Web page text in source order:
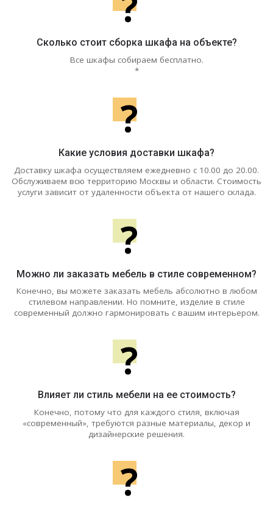
Сколько стоит сборка шкафа на объекте?
Все шкафы собираем бесплатно.
*
?
Какие условия доставки шкафа?
Доставку шкафа осуществляем ежедневно с 10.00 до 20.00.
Обслуживаем всю территорию Москвы и области. Стоимость
услуги зависит от удаленности объекта от нашего склада.
?
Можно ли заказать мебель в стиле современном?
Конечно, вы можете заказать мебель абсолютно в любом
стилевом направлении. Но помните, изделие в стиле
современный должно гармонировать с вашим интерьером.
?
Влияет ли стиль мебели на ее стоимость?
Конечно, потому что для каждого стиля, включая
«современный», требуются разные материалы, декор и
дизайнерские решения.
?